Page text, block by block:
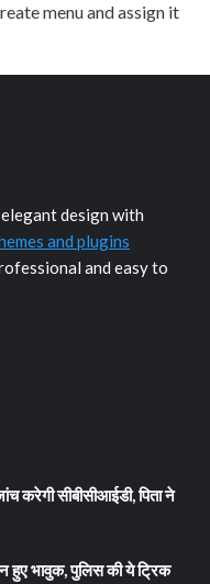
menu and assign it
design with
and plugins
and easy to
करेगी सीबीसीआईडी, पिता ने
हुए भावुक, पुलिस की ये ट्रिक